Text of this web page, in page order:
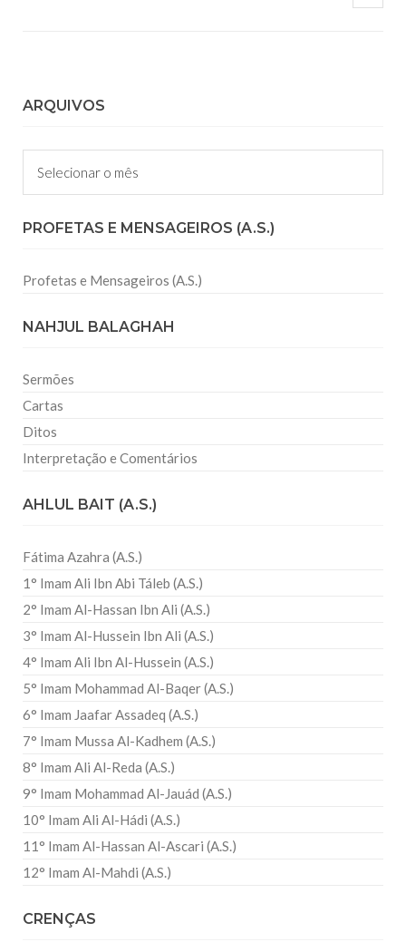
ARQUIVOS
Arquivos
PROFETAS E MENSAGEIROS (A.S.)
Profetas e Mensageiros (A.S.)
NAHJUL BALAGHAH
Sermões
Cartas
Ditos
Interpretação e Comentários
AHLUL BAIT (A.S.)
Fátima Azahra (A.S.)
1° Imam Ali Ibn Abi Táleb (A.S.)
2° Imam Al-Hassan Ibn Ali (A.S.)
3° Imam Al-Hussein Ibn Ali (A.S.)
4° Imam Ali Ibn Al-Hussein (A.S.)
5° Imam Mohammad Al-Baqer (A.S.)
6° Imam Jaafar Assadeq (A.S.)
7° Imam Mussa Al-Kadhem (A.S.)
8° Imam Ali Al-Reda (A.S.)
9° Imam Mohammad Al-Jauád (A.S.)
10° Imam Ali Al-Hádi (A.S.)
11° Imam Al-Hassan Al-Ascari (A.S.)
12° Imam Al-Mahdi (A.S.)
CRENÇAS